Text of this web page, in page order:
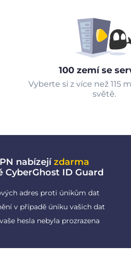
100 zemí se
Vyberte si z více než 115
světě.
nabízejízdarma
CyberGhost ID Guard
adres proti únikům dat
v případě úniku vašich dat
hesla nebyla prozrazena